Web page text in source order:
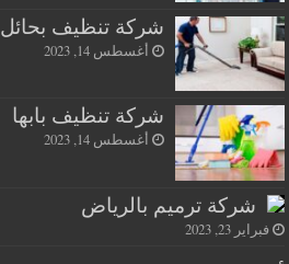
شركة تنظيف بحائل
أغسطس 14, 2023
شركة تنظيف بابها
أغسطس 14, 2023
شركة ترميم بالرياض
فبراير 23, 2023